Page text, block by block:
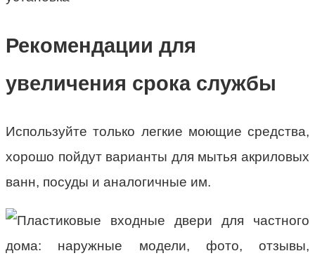
Рекомендации для
увеличения срока службы
Используйте только легкие моющие средства,
хорошо пойдут варианты для мытья акриловых
ванн, посуды и аналогичные им.